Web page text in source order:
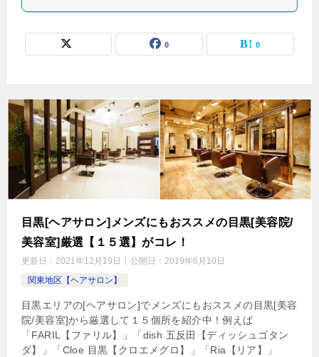
0 0
目黒[ヘアサロン]メンズにもおススメの目黒[美容院/
美容室]厳選【１５選】がコレ！
更新日： 2021年12月19日 公開日： 2019年6月10日
関東地区【ヘアサロン】
目黒エリアの[ヘアサロン]でメンズにもおススメの目黒[美容
院/美容室]から厳選して１５個所を紹介中！例えば
「FARIL【ファリル】」「dish 五反田【ディッシュゴタン
ダ】」「Cloe 目黒【クロエメグロ】」「Ria【リア】」